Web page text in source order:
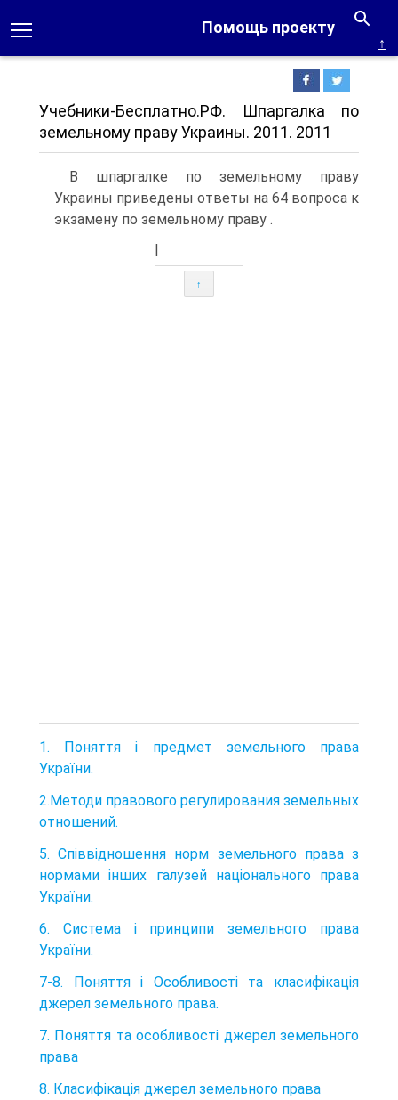
Помощь проекту
↑
Учебники-Бесплатно.РФ. Шпаргалка по
земельному праву Украины. 2011. 2011
В шпаргалке по земельному праву
Украины приведены ответы на 64 вопроса к
экзамену по земельному праву .
|
↑
1. Поняття і предмет земельного права
України.
2.Методи правового регулирования земельных
отношений.
5. Співвідношення норм земельного права з
нормами інших галузей національного права
України.
6. Система і принципи земельного права
України.
7-8. Поняття і Особливості та класифікація
джерел земельного права.
7. Поняття та особливості джерел земельного
права
8. Класифікація джерел земельного права